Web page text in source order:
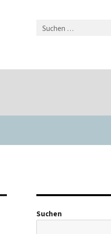
Suchen